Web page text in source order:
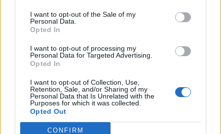
I want to opt-out of the Sale of my
Personal Data.
Opted In
I want to opt-out of processing my
Personal Data for Targeted Advertising.
Opted In
I want to opt-out of Collection, Use,
Retention, Sale, and/or Sharing of my
Personal Data that Is Unrelated with the
Purposes for which it was collected.
Opted Out
CONFIRM